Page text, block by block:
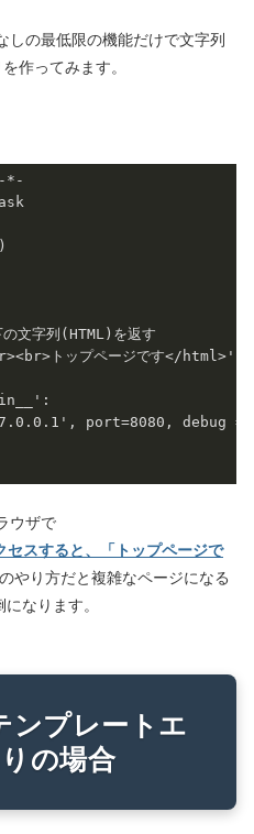
しの最低限の機能だけで文字列
作ってみます。
*-
文字列(HTML)を返す
トップページです</html>'
port=8080, debug =
ウザで
スすると、「トップページで
やり方だと複雑なページになる
なります。
ンプレートエ
の場合